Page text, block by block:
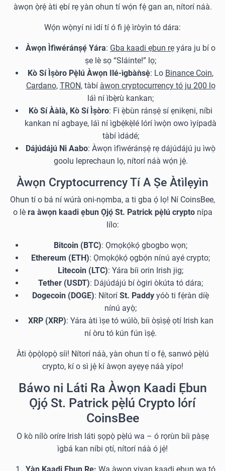
àwọn ọ̀rẹ́ àti ẹbí rẹ yàn ohun tí wọ́n fẹ́ gan an, nítorí náà.
Wọ́n wọ̀nyí ni ìdí tí ó fi jẹ́ ìròyìn tó dára:
Àwọn Ìfìwéránṣẹ́ Yára: Gba kaadi ẹbun rẹ yára ju bí o
ṣe lè sọ “Sláinte!” lọ;
Kò Sí Ìṣòro Pẹ̀lú Àwọn Ilé-ìgbàǹsẹ̀: Lo Binance Coin,
Cardano, TRON, tàbí àwọn cryptocurrency tó ju 200 lọ
láì ní ìbẹ̀rù kankan;
Kò Sí Ààlà, Kò Sí Ìṣòro: Fi ẹ̀bùn ránṣẹ́ sí ẹnikẹni, níbi
kankan ní agbaye, láì ní ìgbẹ́kẹ̀lé lórí ìwọ̀n owo ìyípadà
tàbí ìdádé;
Dájúdájú Ni Aabo: Àwọn ìfìwéránṣẹ́ rẹ dájúdájú ju ìwọ̀
goolu leprechaun lọ, nítorí náà wọ́n jẹ́.
Àwọn Cryptocurrency Tí A Ṣe Àtìlẹyìn
Ohun tí o bá ní wúrà oni-nọmba, a ti gba ọ́ lọ! Ní CoinsBee,
o lè ra àwọn kaadi ẹbun Ọjọ́ St. Patrick pẹ̀lú cryptonípa
lílo:
Bitcoin (BTC): Ọmọkọ́kọ́ gbogbo wọn;
Ethereum (ETH): Ọmọkọ́kọ́ ọgbọ́n nínú ayé crypto;
Litecoin (LTC): Yára bíi orin Irish jig;
Tether (USDT): Dájúdájú bí ògiri òkúta tó dára;
Dogecoin (DOGE): Nítorí St. Paddy yóò ti fẹ́ràn díẹ̀
nínú ayọ̀;
XRP (XRP): Yára àti ìṣe tó wúlò, bíi òṣìṣẹ́ ọtí Irish kan
ní òru tó kún fún ìṣẹ́.
Àti ọ̀pọ̀lọpọ̀ síi! Nítorí náà, yàn ohun tí o fẹ́, sanwó pẹ̀lú
crypto, kí o sì jẹ́ kí àwọn ayẹyẹ náà yípo!
Báwo ni Láti Ra Àwọn Kaadi Ẹbun
Ọjọ́ St. Patrick pẹ̀lú Crypto lórí
CoinsBee
O kò nílò oríre Irish láti ṣọpọ̀ pẹ̀lú wa – ó rọrùn bíi pàṣẹ
ìgbá kan níbi ọtí, nítorí náà ó jẹ́!